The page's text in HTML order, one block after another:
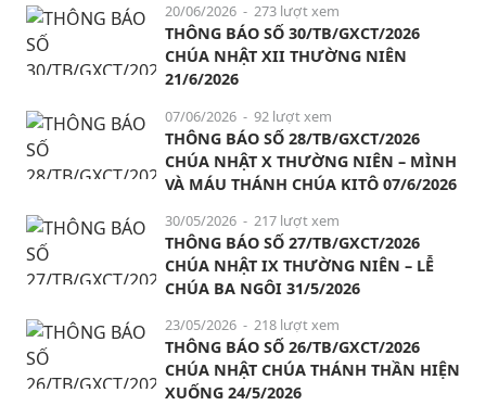
20/06/2026 - 273 lượt xem
THÔNG BÁO SỐ 30/TB/GXCT/2026
CHÚA NHẬT XII THƯỜNG NIÊN
21/6/2026
07/06/2026 - 92 lượt xem
THÔNG BÁO SỐ 28/TB/GXCT/2026
CHÚA NHẬT X THƯỜNG NIÊN – MÌNH
VÀ MÁU THÁNH CHÚA KITÔ 07/6/2026
30/05/2026 - 217 lượt xem
THÔNG BÁO SỐ 27/TB/GXCT/2026
CHÚA NHẬT IX THƯỜNG NIÊN – LỄ
CHÚA BA NGÔI 31/5/2026
23/05/2026 - 218 lượt xem
THÔNG BÁO SỐ 26/TB/GXCT/2026
CHÚA NHẬT CHÚA THÁNH THẦN HIỆN
XUỐNG 24/5/2026